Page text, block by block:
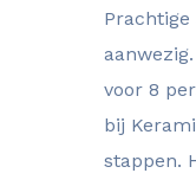
voor 8
bij
stappen.